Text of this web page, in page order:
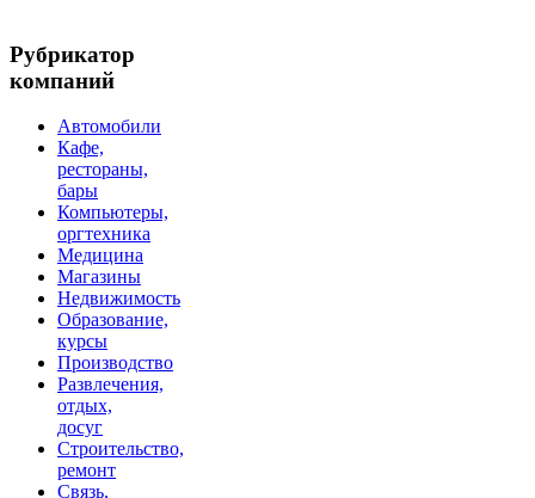
Рубрикатор
компаний
Автомобили
Кафе,
рестораны,
бары
Компьютеры,
оргтехника
Медицина
Магазины
Недвижимость
Образование,
курсы
Производство
Развлечения,
отдых,
досуг
Строительство,
ремонт
Связь,